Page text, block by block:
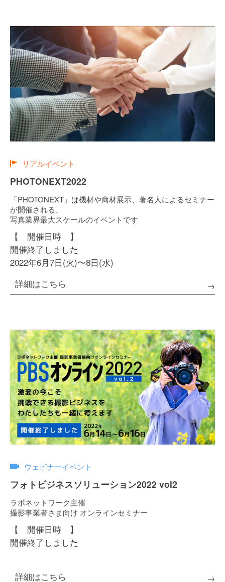
リアルイベント
PHOTONEXT2022
「PHOTONEXT」は機材や商材展示、著名人によるセミナー
が開催される、
写真業界最大スケールのイベントです
【 開催日時 】
開催終了しました
2022年6月7日(火)〜8日(水)
詳細はこちら
ウェビナーイベント
フォトビジネスソリューション2022 vol2
ラボネットワーク主催
撮影事業者さま向け オンラインセミナー
【 開催日時 】
開催終了しました
詳細はこちら